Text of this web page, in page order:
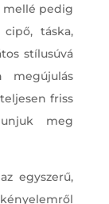
mellé pedig
táska,
stílusúvá
megújulás
friss
meg
egyszerű,